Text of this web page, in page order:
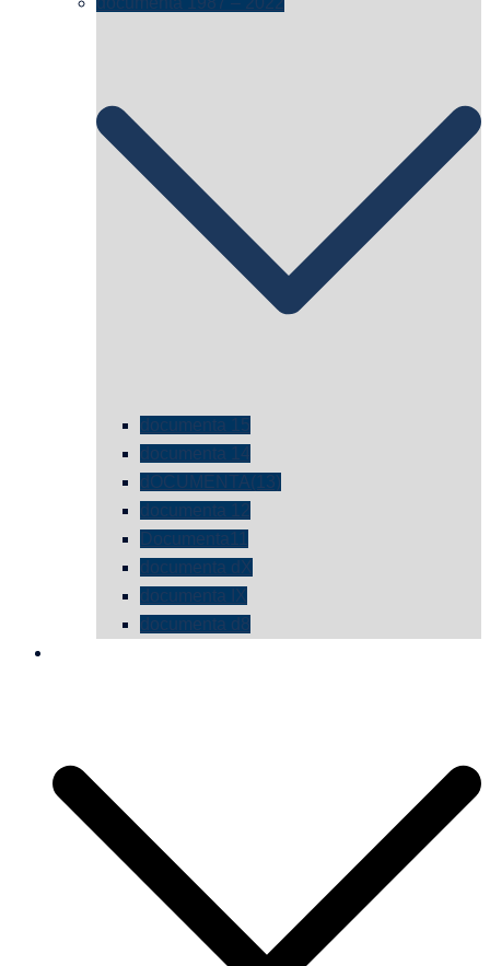
documenta 15
documenta 14
dOCUMENTA(13)
documenta 12
Documenta11
documenta dX
documenta IX
documenta d8